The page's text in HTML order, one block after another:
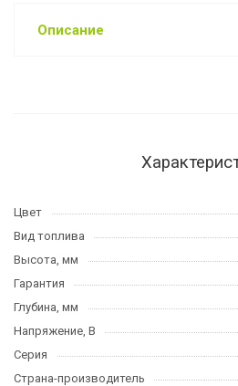
Описание
Цвет
Вид топлива
Высота, мм
Гарантия
Глубина, мм
Напряжение, В
Серия
Страна-производитель